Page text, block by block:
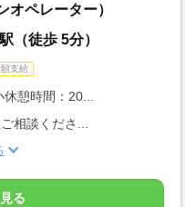
オペレーター）
（徒歩 5分）
支給
憩時間：20...
相談くださ...
る